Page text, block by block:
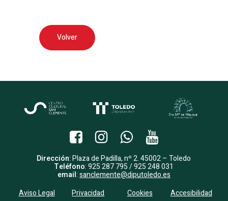
Volver
Dirección: Plaza de Padilla, nº 2. 45002 – Toledo
Teléfono: 925 287 795 / 925 248 031
email:sanclemente@diputoledo.es
Aviso Legal
Privacidad Cookies Accesibilidad